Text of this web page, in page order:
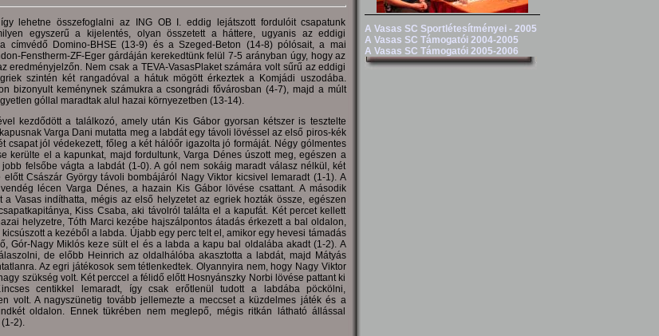
lehetne összefoglalni az ING OB I. eddig lejátszott fordulóit csapatunk
egyszerű a kijelentés, olyan összetett a háttere, ugyanis az eddigi
címvédő Domino-BHSE (13-9) és a Szeged-Beton (14-8) pólósait, a mai
Fenstherm-ZF-Eger gárdáján kerekedtünk felül 7-5 arányban úgy, hogy az
eredményjelzőn. Nem csak a TEVA-VasasPlaket számára volt sűrű az eddigi
szintén két rangadóval a hátuk mögött érkeztek a Komjádi uszodába.
bizonyult keménynek számukra a csongrádi fővárosban (4-7), majd a múlt
góllal maradtak alul hazai környezetben (13-14).
kezdődött a találkozó, amely után Kis Gábor gyorsan kétszer is tesztelte
Varga Dani mutatta meg a labdát egy távoli lövéssel az első piros-kék
csapat jól védekezett, főleg a két hálóőr igazolta jó formáját. Négy gólmentes
kerülte el a kapunkat, majd fordultunk, Varga Dénes úszott meg, egészen a
felsőbe vágta a labdát (1-0). A gól nem sokáig maradt válasz nélkül, két
Császár György távoli bombájáról Nagy Viktor kicsivel lemaradt (1-1). A
lécen Varga Dénes, a hazain Kis Gábor lövése csattant. A második
a Vasas indíthatta, mégis az első helyzetet az egriek hozták össze, egészen
Kiss Csaba, aki távolról találta el a kapufát. Két percet kellett
helyzetre, Tóth Marci kezébe hajszálpontos átadás érkezett a bal oldalon,
a kezéből a labda. Újabb egy perc telt el, amikor egy hevesi támadás
Gór-Nagy Miklós keze sült el és a labda a kapu bal oldalába akadt (1-2). A
de előbb Heinrich az oldalhálóba akasztotta a labdát, majd Mátyás
Az egri játékosok sem tétlenkedtek. Olyannyira nem, hogy Nagy Viktor
szükség volt. Két perccel a félidő előtt Hosnyánszky Norbi lövése pattant ki
centikkel lemaradt, így csak erőtlenül tudott a labdába pöckölni,
volt. A nagyszünetig tovább jellemezte a meccset a küzdelmes játék és a
oldalon. Ennek tükrében nem meglepő, mégis ritkán látható állással
2).
A Vasas SC Sportlétesítményei - 2005
A Vasas SC Támogatói 2004-2005
A Vasas SC Támogatói 2005-2006